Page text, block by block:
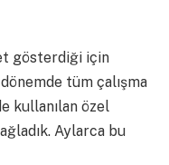
gösterdiği için
tüm çalışma
kullanılan özel
Aylarca bu